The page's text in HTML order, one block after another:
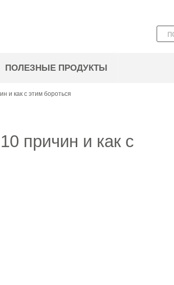
ПОЛЕЗНЫЕ ПРОДУКТЫ
и как с этим бороться
причин и как с